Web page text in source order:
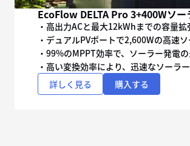
EcoFlow DELTA Pro 3+400Wソー
・高出力ACと最大12kWhまでの容量拡
・デュアルPVポートで2,600Wの高速
・99%のMPPT効率で、ソーラー発電
・高い変換効率により、迅速なソーラ
詳しく見る
購入する